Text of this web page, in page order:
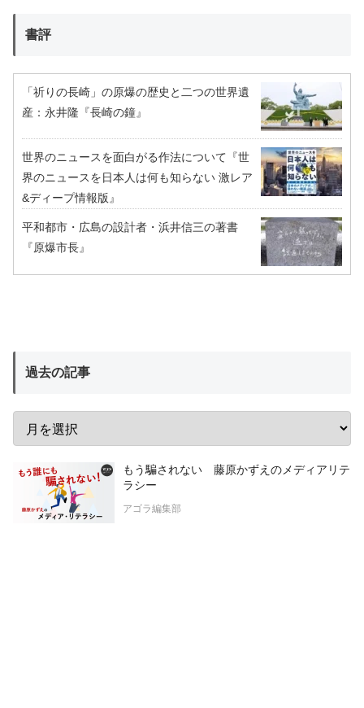
書評
「祈りの長崎」の原爆の歴史と二つの世界遺
産：永井隆『長崎の鐘』
世界のニュースを面白がる作法について『世
界のニュースを日本人は何も知らない 激レア
&ディープ情報版』
平和都市・広島の設計者・浜井信三の著書
『原爆市長』
過去の記事
もう騙されない 藤原かずえのメディアリテ
ラシー
アゴラ編集部